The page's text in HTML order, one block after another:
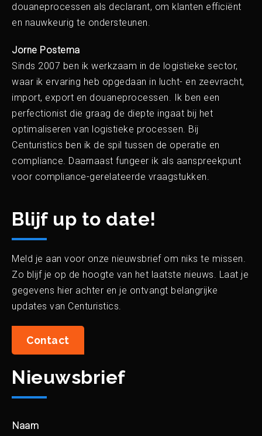
douaneprocessen als declarant, om klanten efficiënt
en nauwkeurig te ondersteunen.
Jorne Postema
Sinds 2007 ben ik werkzaam in de logistieke sector,
waar ik ervaring heb opgedaan in lucht- en zeevracht,
import, export en douaneprocessen. Ik ben een
perfectionist die graag de diepte ingaat bij het
optimaliseren van logistieke processen. Bij
Centuristics ben ik de spil tussen de operatie en
compliance. Daarnaast fungeer ik als aanspreekpunt
voor compliance-gerelateerde vraagstukken.
Blijf up to date!
Meld je aan voor onze nieuwsbrief om niks te missen.
Zo blijf je op de hoogte van het laatste nieuws. Laat je
gegevens hier achter en je ontvangt belangrijke
updates van Centuristics.
Contact
Nieuwsbrief
Naam